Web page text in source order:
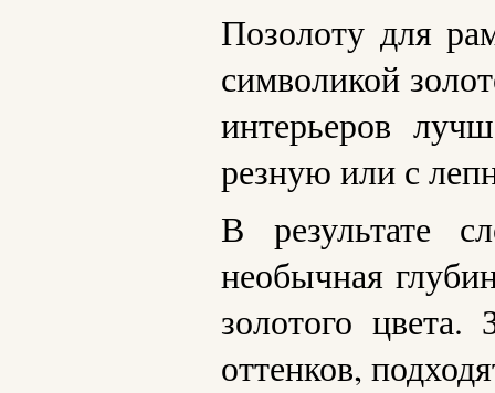
Позолоту для
символикой
интерьеров
резную или с
В результате
необычная
золотого
оттенков,